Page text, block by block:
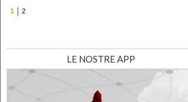
1
2
LE NOSTRE APP